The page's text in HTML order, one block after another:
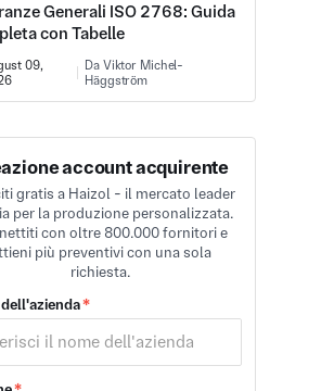
Generali ISO 2768: Guida
con Tabelle
09,
Da Viktor Michel-
Häggström
account acquirente
gratis a Haizol - il mercato leader
per la produzione personalizzata.
con oltre 800.000 fornitori e
più preventivi con una sola
richiesta.
*